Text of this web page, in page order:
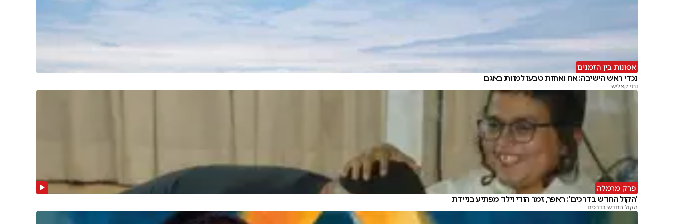
אסונות בין הזמנים
נכדי ראש הישיבה: אח ואחות טבעו למוות באגם
נתי קאליש
פרק מרמלה
'הקול החדש בדרכים': ראפר, זמר הודי וילד מפתיע בניידת
הקול החדש בדרכים